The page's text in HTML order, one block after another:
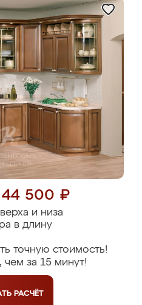
44 500 ₽
и низа
в длину
точную стоимость!
за 15 минут!
РАСЧЁТ